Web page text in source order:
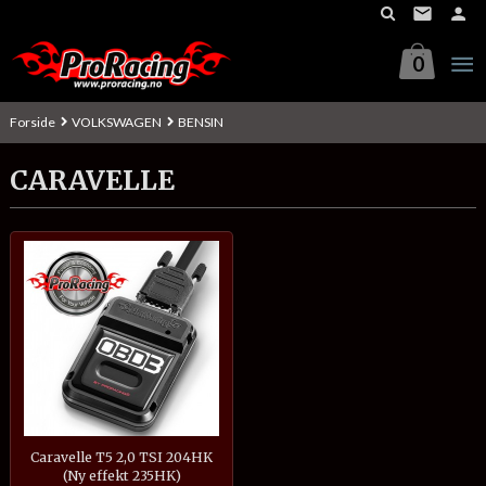
innholdet
0
Forside VOLKSWAGEN BENSIN
CARAVELLE
Caravelle T5 2,0 TSI 204HK
(Ny effekt 235HK)